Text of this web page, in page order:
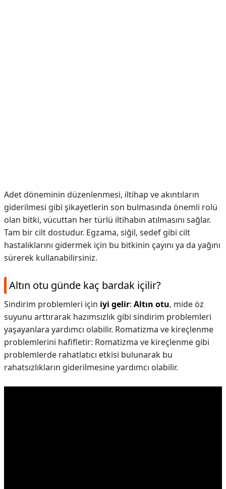
Adet döneminin düzenlenmesi, iltihap ve akıntıların
giderilmesi gibi şikayetlerin son bulmasında önemli rolü
olan bitki, vücuttan her türlü iltihabın atılmasını sağlar.
Tam bir cilt dostudur. Egzama, siğil, sedef gibi cilt
hastalıklarını gidermek için bu bitkinin çayını ya da yağını
sürerek kullanabilirsiniz.
Altın otu günde kaç bardak içilir?
Sindirim problemleri için iyi gelir: Altın otu, mide öz
suyunu arttırarak hazımsızlık gibi sindirim problemleri
yaşayanlara yardımcı olabilir. Romatizma ve kireçlenme
problemlerini hafifletir: Romatizma ve kireçlenme gibi
problemlerde rahatlatıcı etkisi bulunarak bu
rahatsızlıkların giderilmesine yardımcı olabilir.